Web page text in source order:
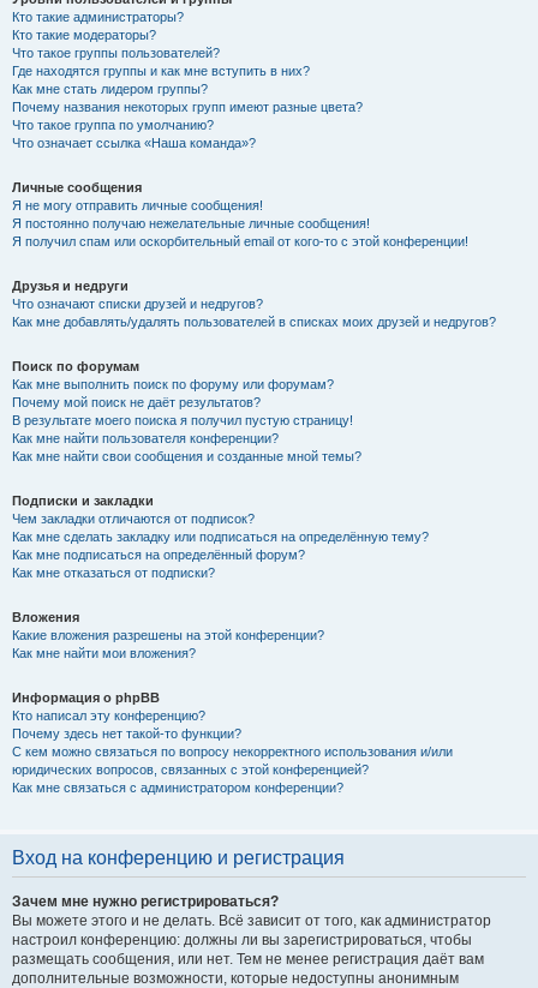
Кто такие администраторы?
Кто такие модераторы?
Что такое группы пользователей?
Где находятся группы и как мне вступить в них?
Как мне стать лидером группы?
Почему названия некоторых групп имеют разные цвета?
Что такое группа по умолчанию?
Что означает ссылка «Наша команда»?
Личные сообщения
Я не могу отправить личные сообщения!
Я постоянно получаю нежелательные личные сообщения!
Я получил спам или оскорбительный email от кого-то с этой конференции!
Друзья и недруги
Что означают списки друзей и недругов?
Как мне добавлять/удалять пользователей в списках моих друзей и недругов?
Поиск по форумам
Как мне выполнить поиск по форуму или форумам?
Почему мой поиск не даёт результатов?
В результате моего поиска я получил пустую страницу!
Как мне найти пользователя конференции?
Как мне найти свои сообщения и созданные мной темы?
Подписки и закладки
Чем закладки отличаются от подписок?
Как мне сделать закладку или подписаться на определённую тему?
Как мне подписаться на определённый форум?
Как мне отказаться от подписки?
Вложения
Какие вложения разрешены на этой конференции?
Как мне найти мои вложения?
Информация о phpBB
Кто написал эту конференцию?
Почему здесь нет такой-то функции?
С кем можно связаться по вопросу некорректного использования и/или
юридических вопросов, связанных с этой конференцией?
Как мне связаться с администратором конференции?
Вход на конференцию и регистрация
Зачем мне нужно регистрироваться?
Вы можете этого и не делать. Всё зависит от того, как администратор
настроил конференцию: должны ли вы зарегистрироваться, чтобы
размещать сообщения, или нет. Тем не менее регистрация даёт вам
дополнительные возможности, которые недоступны анонимным